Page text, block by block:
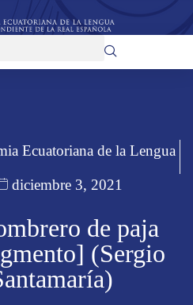
Ecuatoriana de la Lengua
diciembre 3, 2021
de paja
(Sergio